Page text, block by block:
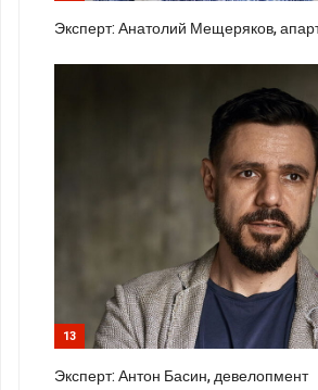
Эксперт: Анатолий Мещеряков,
13
Эксперт: Антон Басин, девелопмент